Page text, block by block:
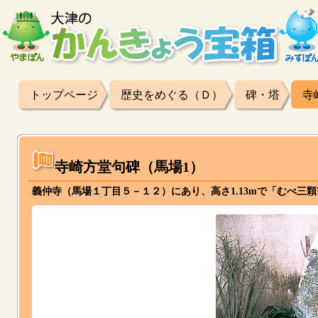
トップページ 歴史をめぐる（Ｄ） 碑・塔 寺
寺崎方堂句碑（馬場1）
義仲寺（馬場１丁目５－１２）にあり、高さ1.13mで「むべ三